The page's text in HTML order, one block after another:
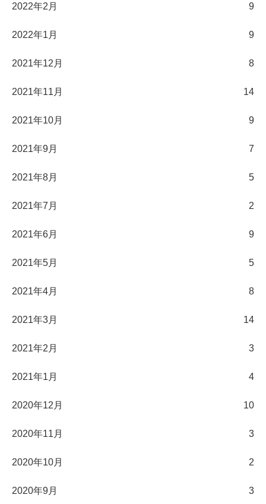
2022年2月 9
2022年1月 9
2021年12月 8
2021年11月 14
2021年10月 9
2021年9月 7
2021年8月 5
2021年7月 2
2021年6月 9
2021年5月 5
2021年4月 8
2021年3月 14
2021年2月 3
2021年1月 4
2020年12月 10
2020年11月 3
2020年10月 2
2020年9月 3